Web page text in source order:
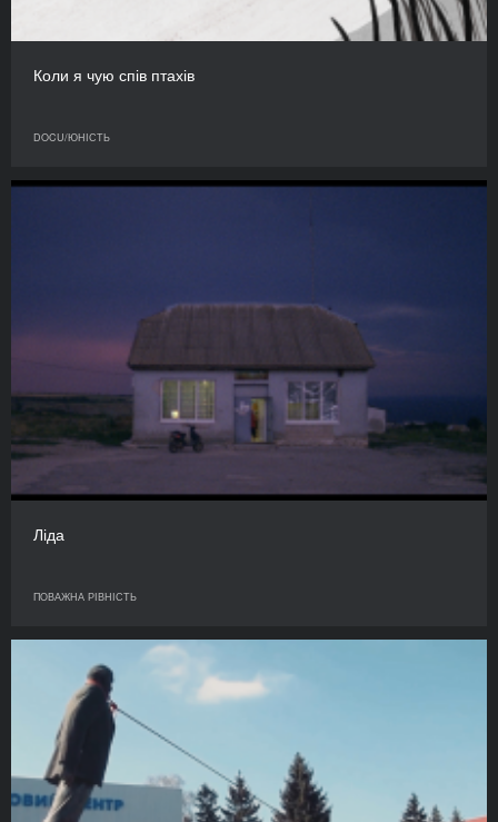
Коли я чую спів птахів
DOCU/ЮНІСТЬ
Ліда
ПОВАЖНА РІВНІСТЬ